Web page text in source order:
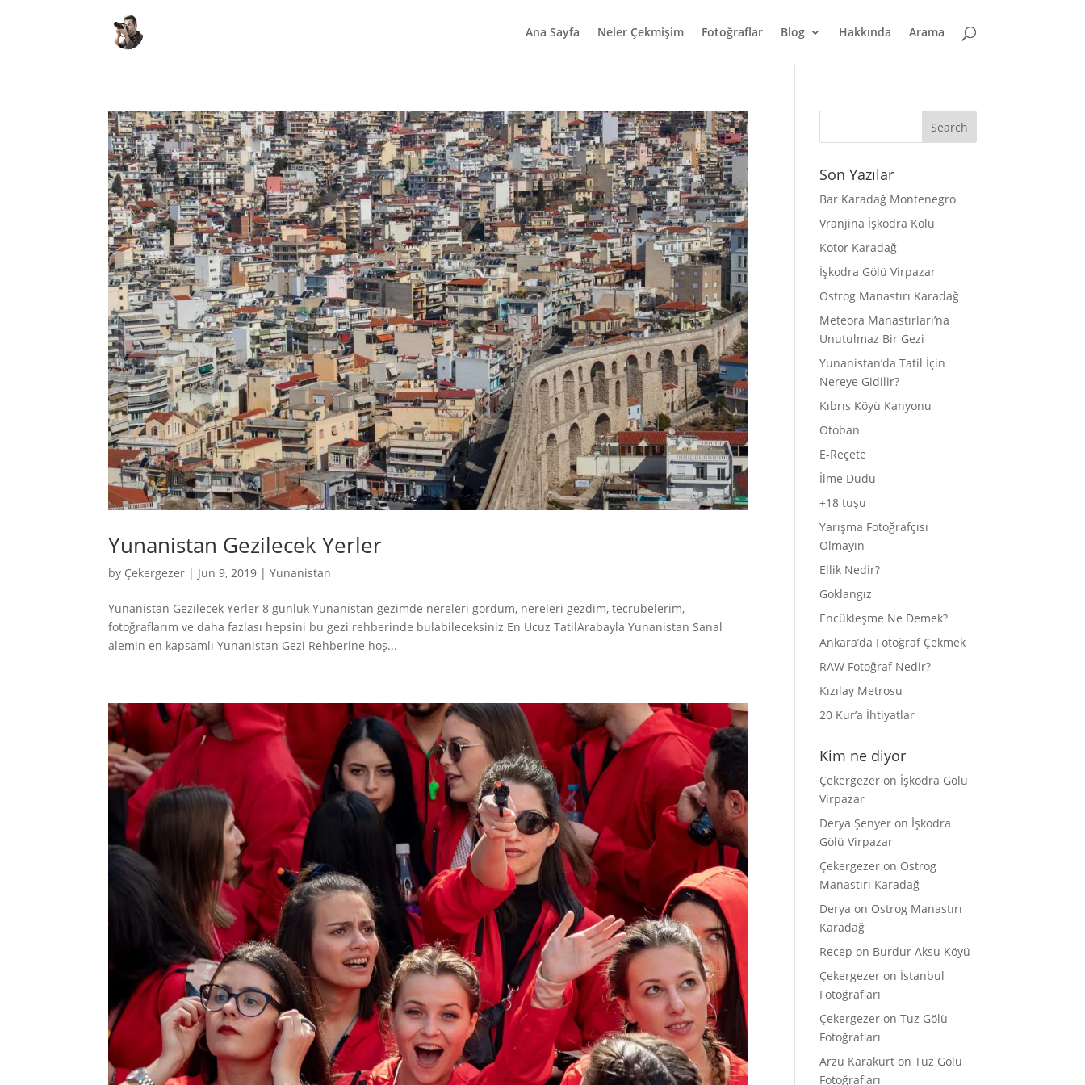
Ana Sayfa Neler Çekmişim Fotoğraflar Blog Hakkında Arama
Yunanistan Gezilecek Yerler
by Çekergezer | Jun 9, 2019 |Yunanistan
Yunanistan Gezilecek Yerler 8 günlük Yunanistan gezimde nereleri gördüm, nereleri gezdim, tecrübelerim,
fotoğraflarım ve daha fazlası hepsini bu gezi rehberinde bulabileceksiniz En Ucuz TatilArabayla Yunanistan Sanal
alemin en kapsamlı Yunanistan Gezi Rehberine hoş...
Son Yazılar
Bar Karadağ Montenegro
Vranjina İşkodra Kölü
Kotor Karadağ
İşkodra Gölü Virpazar
Ostrog Manastırı Karadağ
Meteora Manastırları’na
Unutulmaz Bir Gezi
Yunanistan’da Tatil İçin
Nereye Gidilir?
Kıbrıs Köyü Kanyonu
Otoban
E-Reçete
İlme Dudu
+18 tuşu
Yarışma Fotoğrafçısı
Olmayın
Ellik Nedir?
Goklangız
Encükleşme Ne Demek?
Ankara’da Fotoğraf Çekmek
RAW Fotoğraf Nedir?
Kızılay Metrosu
20 Kur’a İhtiyatlar
Kim ne diyor
Çekergezer on İşkodra Gölü
Virpazar
Derya Şenyer on İşkodra
Gölü Virpazar
Çekergezer on Ostrog
Manastırı Karadağ
Derya on Ostrog Manastırı
Karadağ
Recep on Burdur Aksu Köyü
Çekergezer on İstanbul
Fotoğrafları
Çekergezer onTuz Gölü
Fotoğrafları
Arzu Karakurt onTuz Gölü
Fotoğrafları